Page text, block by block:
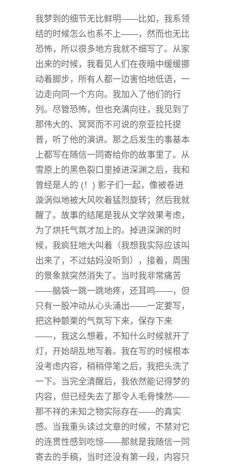
我梦到的细节无比鲜明——比如，我系领
结的时候怎么也系不上——，然而也无比
恐怖，所以很多地方我就不细写了。从家
出来的时候，我看见人们在夜暗中缓缓挪
动着脚步，所有人都一边害怕地低语，一
边走向同一个方向。我加入了他们的行
列。尽管恐怖，但也充满向往，我见到了
那伟大的、冥冥而不可说的奈亚拉托提
普，听了他的演讲。那之后发生的事基本
上都写在随信一同寄给你的故事里了。从
雪原上的黑色裂口里掉进深渊之后，我和
曾经是人的 (！) 影子们一起，像被卷进
漩涡似地被大风吹着猛烈旋转；然后我就
醒了。故事的结尾是我从文学效果考虑，
为了烘托气氛才加上的。掉进深渊的时
候，我疯狂地大叫着（我想我实际应该叫
出来了，不过姑妈没听到），接着，周围
的景象就突然消失了。当时我非常痛苦
——脑袋一跳一跳地疼，还耳鸣——，但
只有一股冲动从心头涌出——一定要写，
把这种颤栗的气氛写下来，保存下来
——，我这么想着，不知什么时候就开了
灯，开始胡乱地写着。我在写的时候根本
没考虑内容，稍稍停笔之后，我把头洗了
一下。当完全清醒后，我依然能记得梦的
内容，但已经失去了那令人毛骨悚然——
那不祥的未知之物实际存在——的真实
感。当我重头读过文章的时候，不禁对它
的连贯性感到吃惊——那就是我随信一同
寄去的手稿，当时还没有第一段，内容只